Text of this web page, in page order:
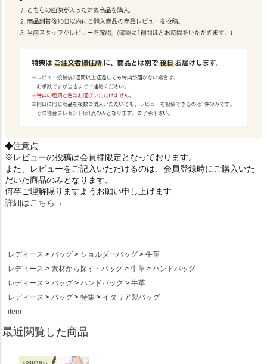
◆注意点
※レビューの投稿は会員様限定となっております。
また、レビューをご記入いただけるのは、会員登録時にご購入いた
だいた商品のみとなります。
何卒ご理解賜りますようお願い申し上げます
詳細はこちら→
レディース バッグ ショルダーバッグ
牛革
レディース
素材から探す・バッグ 牛革
ハンドバッグ
レディース
バッグ ハンドバッグ
牛革
レディース
バッグ 特集
イタリア製バッグ
item
最近閲覧した商品